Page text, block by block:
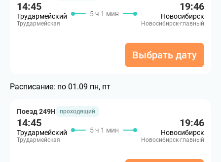
14:45
Трудармейский
Трудармейская
5 ч 1 мин
19:46
Новосибирск
Новосибирск-главный
Выбрать дату
Расписание: по 01.09 пн, пт
Поезд 249Н проходящий
14:45
Трудармейский
Трудармейская
5 ч 1 мин
19:46
Новосибирск
Новосибирск-главный